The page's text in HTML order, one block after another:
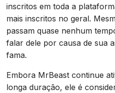
inscritos em toda a
mais inscritos no geral.
passam quase nenhum
falar dele por causa de sua
fama.
Embora MrBeast continue
longa duração, ele é